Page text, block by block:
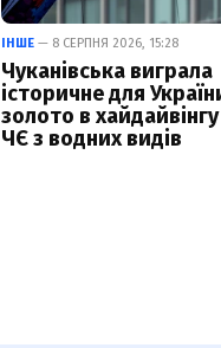
ІНШЕ— 8 СЕРПНЯ 2026, 15:28
Чуканівська виграла
історичне для
золото в
ЧЄ з водних видів